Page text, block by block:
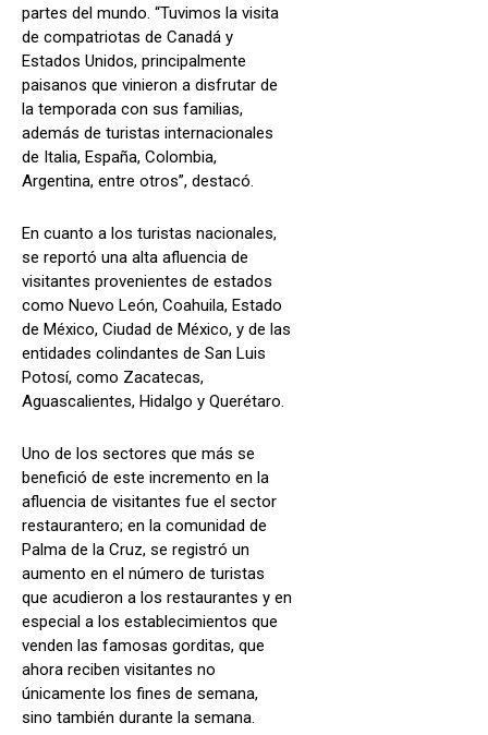
partes del mundo. “Tuvimos la visita
de compatriotas de Canadá y
Estados Unidos, principalmente
paisanos que vinieron a disfrutar de
la temporada con sus familias,
además de turistas internacionales
de Italia, España, Colombia,
Argentina, entre otros”, destacó.
En cuanto a los turistas nacionales,
se reportó una alta afluencia de
visitantes provenientes de estados
como Nuevo León, Coahuila, Estado
de México, Ciudad de México, y de las
entidades colindantes de San Luis
Potosí, como Zacatecas,
Aguascalientes, Hidalgo y Querétaro.
Uno de los sectores que más se
benefició de este incremento en la
afluencia de visitantes fue el sector
restaurantero; en la comunidad de
Palma de la Cruz, se registró un
aumento en el número de turistas
que acudieron a los restaurantes y en
especial a los establecimientos que
venden las famosas gorditas, que
ahora reciben visitantes no
únicamente los fines de semana,
sino también durante la semana.